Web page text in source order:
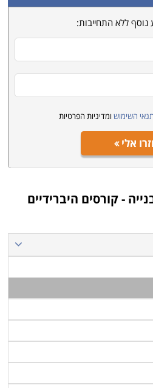
ללא התחייבות:
השימוש ומדיניות הפרטיות
אלי
- קורסים היברידיים